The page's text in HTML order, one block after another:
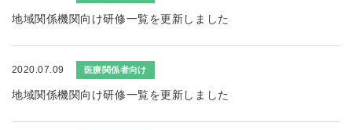
地域関係機関向け研修一覧を更新しました
2020.07.09 医療関係者向け
地域関係機関向け研修一覧を更新しました